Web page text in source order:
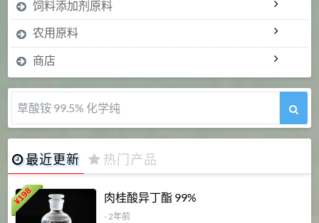
饲料添加剂原料
农用原料
商店
草酸铵 99.5% 化学纯
最近更新 热门产品
¥
198 肉桂酸异丁酯 99%
- 2年前